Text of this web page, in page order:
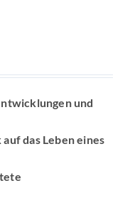
und
das Leben eines